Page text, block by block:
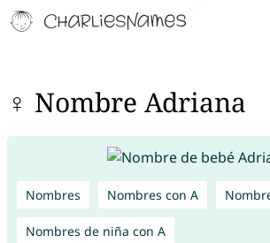
♀ Nombre Adriana
Nombres Nombres con A
Nombres de niña con A